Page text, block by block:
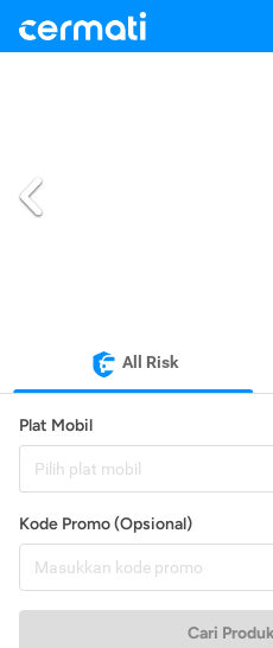
All Risk
Plat Mobil
Pilih plat mobil
Kode Promo (Opsional)
Cari